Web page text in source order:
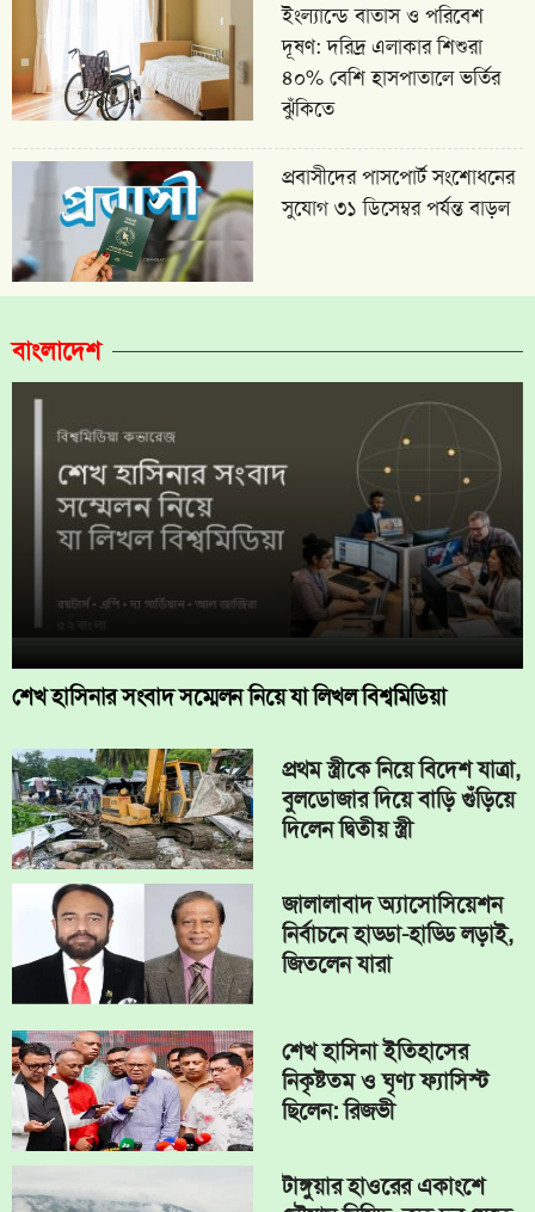
ইংল্যান্ডে বাতাস ও পরিবেশ
দূষণ: দরিদ্র এলাকার শিশুরা
৪০% বেশি হাসপাতালে ভর্তির
ঝুঁকিতে
প্রবাসীদের পাসপোর্ট সংশোধনের
সুযোগ ৩১ ডিসেম্বর পর্যন্ত বাড়ল
বাংলাদেশ
শেখ হাসিনা ইতিহাসের
নিকৃষ্টতম ও ঘৃণ্য ফ্যাসিস্ট
ছিলেন: রিজভী
টাঙ্গুয়ার হাওরের একাংশে
শেখ হাসিনার সংবাদ সম্মেলন নিয়ে যা লিখল বিশ্বমিডিয়া
প্রথম স্ত্রীকে নিয়ে বিদেশ যাত্রা,
বুলডোজার দিয়ে বাড়ি গুঁড়িয়ে
দিলেন দ্বিতীয় স্ত্রী
জালালাবাদ অ্যাসোসিয়েশন
নির্বাচনে হাড্ডা-হাড্ডি লড়াই,
জিতলেন যারা